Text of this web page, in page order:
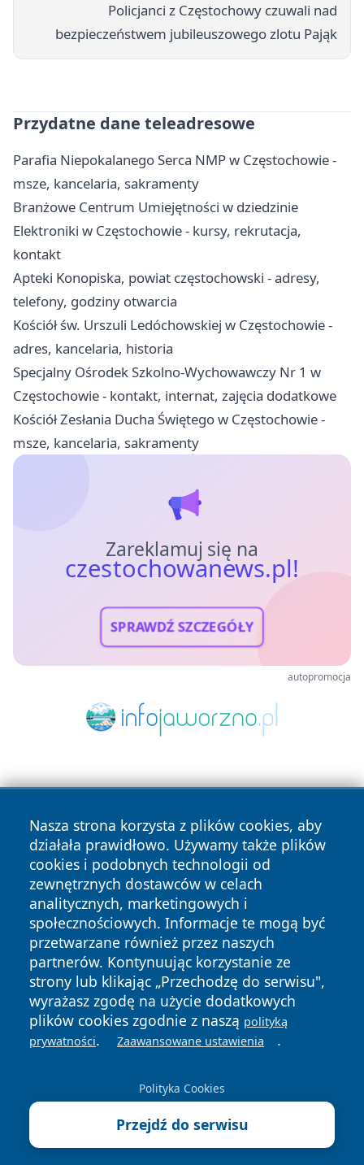
Policjanci z Częstochowy czuwali nad
bezpieczeństwem jubileuszowego zlotu Pająk
Przydatne dane teleadresowe
Parafia Niepokalanego Serca NMP w Częstochowie -
msze, kancelaria, sakramenty
Branżowe Centrum Umiejętności w dziedzinie
Elektroniki w Częstochowie - kursy, rekrutacja,
kontakt
Apteki Konopiska, powiat częstochowski - adresy,
telefony, godziny otwarcia
Kościół św. Urszuli Ledóchowskiej w Częstochowie -
adres, kancelaria, historia
Specjalny Ośrodek Szkolno-Wychowawczy Nr 1 w
Częstochowie - kontakt, internat, zajęcia dodatkowe
Kościół Zesłania Ducha Świętego w Częstochowie -
msze, kancelaria, sakramenty
Zareklamuj się na
czestochowanews.pl!
SPRAWDŹ SZCZEGÓŁY
autopromocja
Nasza strona korzysta z plików cookies, aby
działała prawidłowo. Używamy także plików
cookies i podobnych technologii od
zewnętrznych dostawców w celach
analitycznych, marketingowych i
społecznościowych. Informacje te mogą być
przetwarzane również przez naszych
partnerów. Kontynuując korzystanie ze
strony lub klikając „Przechodzę do serwisu",
wyrażasz zgodę na użycie dodatkowych
plików cookies zgodnie z naszą polityką
prywatności. Zaawansowane ustawienia .
Polityka Cookies
Przejdź do serwisu
Copyright © 2026 czestochowanews.pl Wszystkie prawa
zastrzeżone.
News Autorzy
Polityka
Prywatności
Polityka
Cookies
cześć